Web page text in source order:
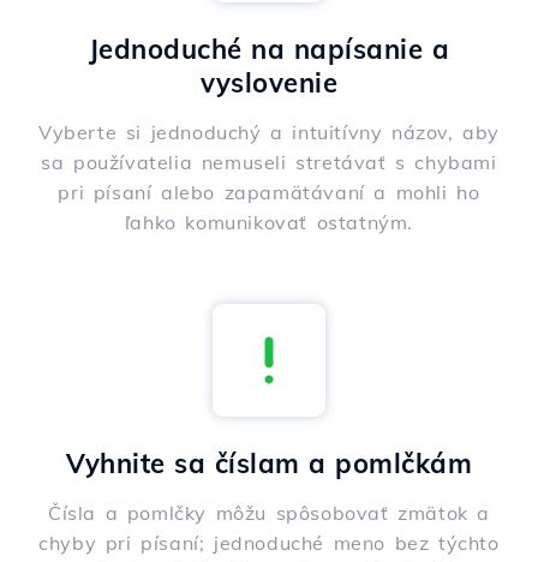
Jednoduché na napísanie a
vyslovenie
Vyberte si jednoduchý a intuitívny názov, aby
sa používatelia nemuseli stretávať s chybami
pri písaní alebo zapamätávaní a mohli ho
ľahko komunikovať ostatným.
Vyhnite sa číslam a pomlčkám
Čísla a pomlčky môžu spôsobovať zmätok a
chyby pri písaní; jednoduché meno bez týchto